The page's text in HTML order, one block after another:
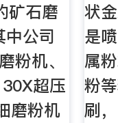
矿石磨
公司
粉机、
超压
磨粉机
状
是
属
粉
刷